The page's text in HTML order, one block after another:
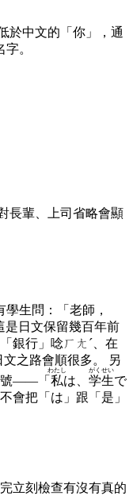
於中文的「你」，通
。
長輩、上司省略會顯
生問：「老師，
是日文保留幾百年前
銀行」唸ㄏㄤˊ、在
之路會順很多。 另
號——「 私
わたし
は、 学生
がくせい
で
會把「は」跟「是」
立刻檢查有沒有真的